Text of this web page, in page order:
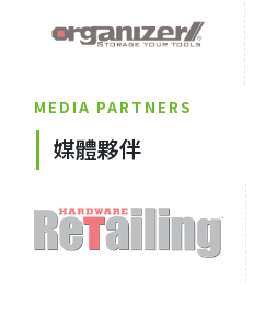
MEDIA PARTNERS
媒體夥伴